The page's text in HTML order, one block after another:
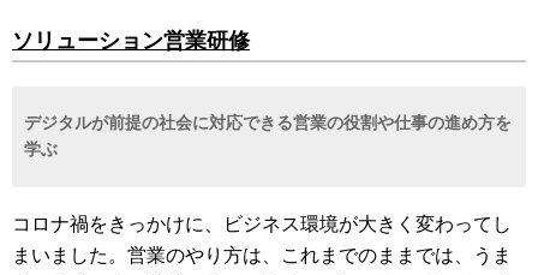
ソリューション営業研修
デジタルが前提の社会に対応できる営業の役割や仕事の進め方を
学ぶ
コロナ禍をきっかけに、ビジネス環境が大きく変わってし
まいました。営業のやり方は、これまでのままでは、うま